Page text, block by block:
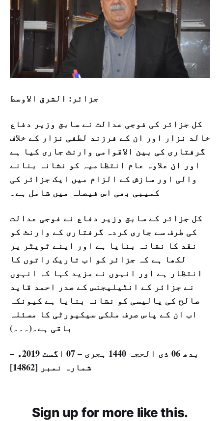
جزائر: الشرق الاوسط
کل جزائر کی فوجی عدالت نے سابق وزیر دفاع
خالد نزار اور ان کے فرزند لطفی نزار کے خلاف
گرفتاری کی بین الاقوامی وارنٹ جاری کیا ہے
اور ان علاوہ عام انتظامیہ کو نشانہ بنانے
والی اور سازش کے الزام میں ایک جزائر کی
کمپبی بھی اس فیصلہ میں شامل ہے۔
کل جزائر کے سابق وزیر دفاع نے فوجی عدالت
کی طرف سے جاری کردہ گرفتاری کے وارنٹ کو
نقد کا نشانہ بنایا ہے اور اپنے ٹویٹر پر
لکھا ہے کہ جزائر کو اب تاریک راتوں کا
انتظار ہے اور انہوں نے مزید کہا کہ انہوں
نے جزائر کے انٹیلیجنس کے صدر احمد قاید
صالح کی پالیسی کو نشانہ بنایا ہے کیونکہ
اب ان کے پاس صرف ملکی سیکیورٹی کا مسئلہ
باقی ہے۔(۔۔۔)
بدھ 06 ذی الحجہ 1440 ہجری – 07 اگست 2019ء –
شمارہ نمبر [14862]
Sign up for more like this.